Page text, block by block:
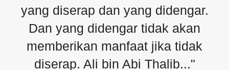
yang diserap dan yang didengar.
Dan yang didengar tidak akan
memberikan manfaat jika tidak
diserap. Ali bin Abi Thalib..."